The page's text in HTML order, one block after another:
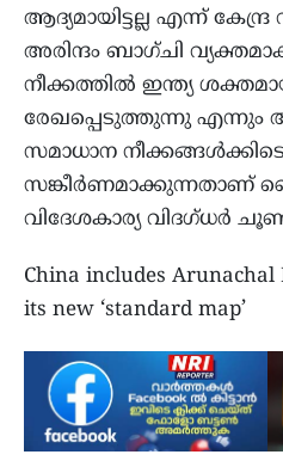
ആദ്യമായിട്ടല്ല എന്ന്
അരിന്ദം ബാഗ്ചി
നീക്കത്തില്‍ ഇന്ത്യ
രേഖപ്പെടുത്തുന്നു എന്നും
സമാധാന
സങ്കീര്‍ണമാക്കുന്നതാണ്
വിദേശകാര്യ വിദഗ്ധര്‍
China includes Arunachal
its new ‘standard map’